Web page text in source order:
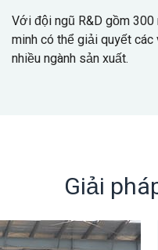
Với đội ngũ R&D gồm
minh có thể giải quyết
nhiều ngành sản xuất.
Giải